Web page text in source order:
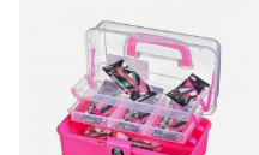
suosittelemme
nimitystä 3700.
suositellaan 3600/3630-
mallia.